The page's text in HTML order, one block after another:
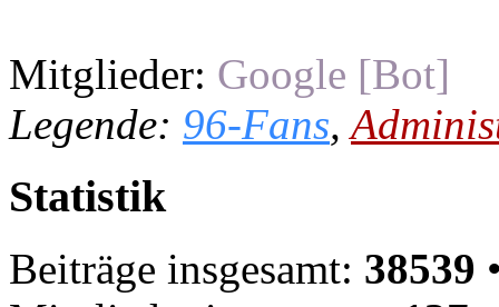
Mitglieder: Google [Bot]
Legende: 96-Fans,
Statistik
Beiträge insgesamt: 38539